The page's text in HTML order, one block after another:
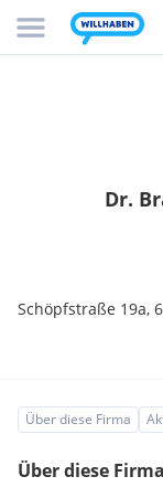
Dr.
Schöpfstraße 19a,
Über diese Firma
Über diese Firma